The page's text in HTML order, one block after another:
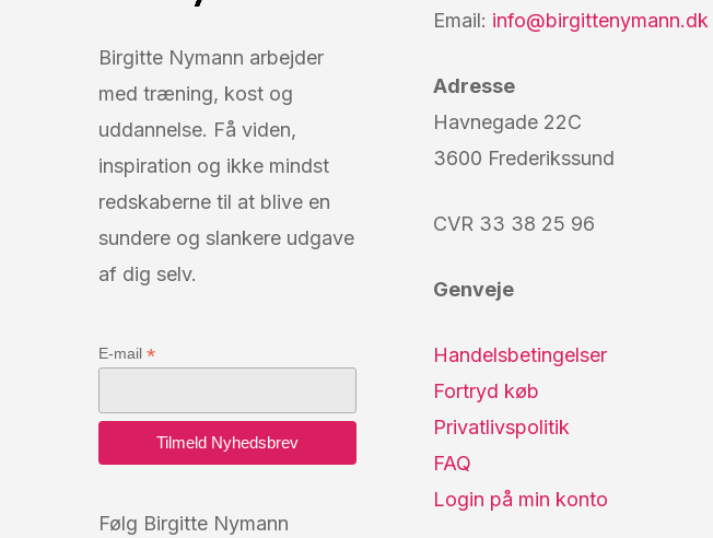
Birgitte Nymann arbejder
med træning, kost og
uddannelse. Få viden,
inspiration og ikke mindst
redskaberne til at blive en
sundere og slankere udgave
af dig selv.
E-mail*
Følg Birgitte Nymann
Email: info@birgittenymann.dk
Adresse
Havnegade 22C
3600 Frederikssund
CVR 33 38 25 96
Genveje
Handelsbetingelser
Fortryd køb
Privatlivspolitik
FAQ
Login på min konto